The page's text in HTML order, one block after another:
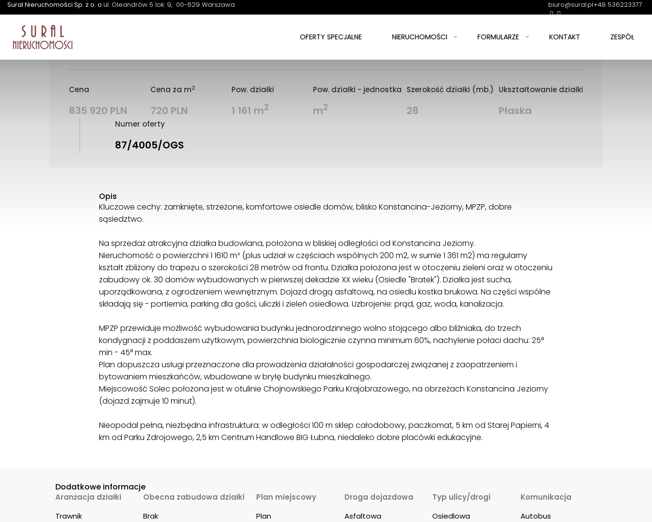
Sural Nieruchomości Sp. z o. o.ul. Oleandrów 5 lok. 9 00-629 Warszawa biuro@sural.pl+48 536223377
OFERTY SPECJALNE NIERUCHOMOŚCI FORMULARZE KONTAKT ZESPÓŁ
budowlana
Solec, Solec k. Konstancina-Jeziorny /
działka budowlana / kameralne osiedle
Cena
835 920 PLN
Cena za m2
720 PLN
Pow. działki
1 161 m2
Pow. działki - jednostka
m2
Szerokość działki (mb.)
28
Ukształtowanie działki
Płaska
Numer oferty
87/4005/OGS
Opis
Kluczowe cechy: zamknięte, strzeżone, komfortowe osiedle domów, blisko Konstancina-Jeziorny, MPZP, dobre
sąsiedztwo.
Na sprzedaż atrakcyjna działka budowlana, położona w bliskiej odległości od Konstancina Jeziorny.
Nieruchomość o powierzchni 1 1610 m² (plus udział w częściach wspólnych 200 m2, w sumie 1 361 m2) ma regularny
kształt zbliżony do trapezu o szerokości 28 metrów od frontu. Działka położona jest w otoczeniu zieleni oraz w otoczeniu
zabudowy ok. 30 domów wybudowanych w pierwszej dekadzie XX wieku (Osiedle "Bratek"). Działka jest sucha,
uporządkowana, z ogrodzeniem wewnętrznym. Dojazd drogą asfaltową, na osiedlu kostka brukowa. Na części wspólne
składają się - portiernia, parking dla gości, uliczki i zieleń osiedlowa. Uzbrojenie: prąd, gaz, woda, kanalizacja.
MPZP przewiduje możliwość wybudowania budynku jednorodzinnego wolno stojącego albo bliźniaka, do trzech
kondygnacji z poddaszem użytkowym, powierzchnia biologicznie czynna minimum 60%, nachylenie połaci dachu: 25°
min - 45° max.
Plan dopuszcza usługi przeznaczone dla prowadzenia działalności gospodarczej związanej z zaopatrzeniem i
bytowaniem mieszkańców, wbudowane w bryłę budynku mieszkalnego.
Miejscowość Solec położona jest w otulinie Chojnowskiego Parku Krajobrazowego, na obrzeżach Konstancina Jeziorny
(dojazd zajmuje 10 minut).
Nieopodal pełna, niezbędna infrastruktura: w odległości 100 m sklep całodobowy, paczkomat, 5 km od Starej Papierni, 4
km od Parku Zdrojowego, 2,5 km Centrum Handlowe BIG Łubna, niedaleko dobre placówki edukacyjne.
Dodatkowe informacje
Aranżacja działki
Trawnik
Obecna zabudowa działki
Brak
Plan miejscowy
Plan
Droga dojazdowa
Asfaltowa
Typ ulicy/drogi
Osiedlowa
Komunikacja
Autobus